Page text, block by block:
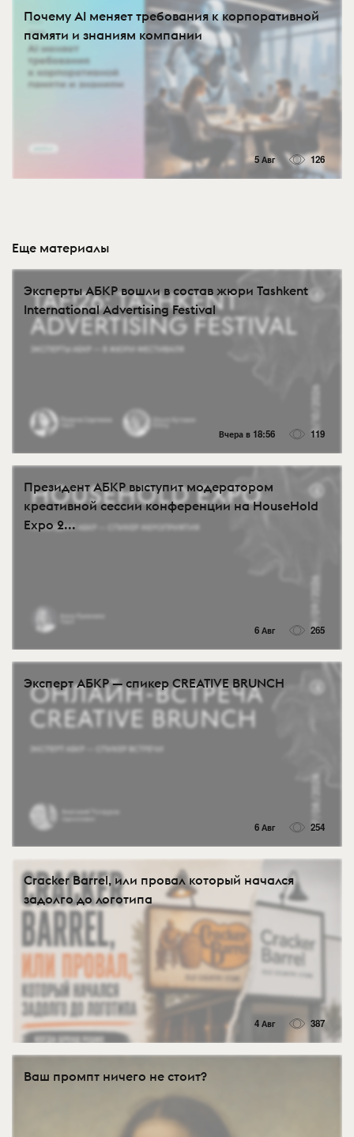
Почему AI меняет требования к корпоративной
памяти и знаниям компании
5 Авг 126
Еще материалы
Эксперты АБКР вошли в состав жюри Tashkent
International Advertising Festival
Вчера в 18:56 119
Президент АБКР выступит модератором
креативной сессии конференции на HouseHold
Expo 2...
6 Авг 265
Эксперт АБКР — спикер CREATIVE BRUNCH
6 Авг 254
Cracker Barrel, или провал который начался
задолго до логотипа
4 Авг 387
Ваш промпт ничего не стоит?